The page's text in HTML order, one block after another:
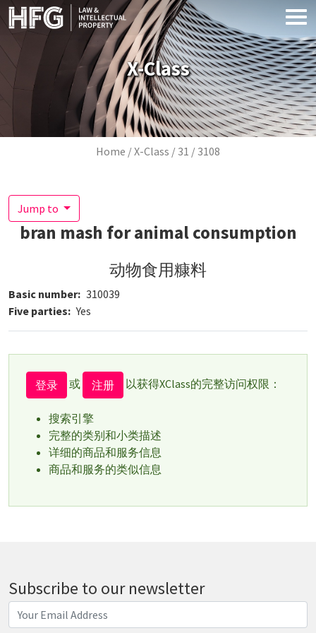
Skip to main content
X-Class
Breadcrumb
Home X-Class 31 3108
Jump to
bran mash for animal consumption
动物食用糠料
Basic number 310039
Five parties
Yes
登录 或 注册 以获得XClass的完整访问权限：
搜索引擎
完整的类别和小类描述
详细的商品和服务信息
商品和服务的类似信息
Subscribe to our newsletter